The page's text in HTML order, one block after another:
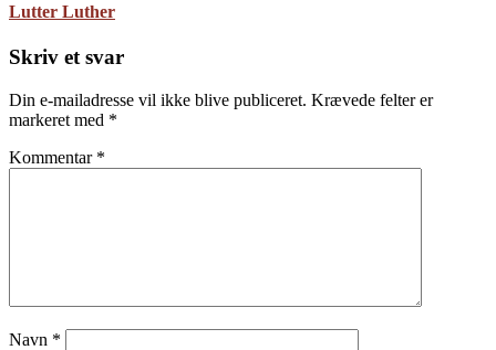
Lutter Luther
Skriv et svar
Din e-mailadresse vil ikke blive publiceret. Krævede felter er
markeret med *
Kommentar *
Navn *